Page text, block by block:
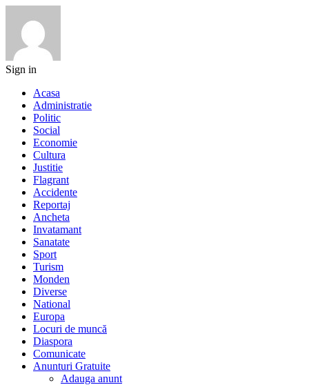
Sign in
Acasa
Administratie
Politic
Social
Economie
Cultura
Justitie
Flagrant
Accidente
Reportaj
Ancheta
Invatamant
Sanatate
Sport
Turism
Monden
Diverse
National
Europa
Locuri de muncă
Diaspora
Comunicate
Anunturi Gratuite
Adauga anunt